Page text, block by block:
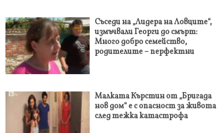
Съседи на „Лидерa на Ловците“,
измъчвали Георги до смърт:
Много добро семейство,
родителите – перфектни
Малката Кърстин от „Бригада
нов дом“ е с опасност за живота
след тежка катастрофа